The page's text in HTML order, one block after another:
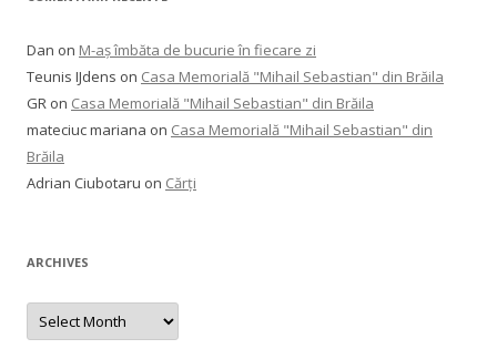
Dan on M-aș îmbăta de bucurie în fiecare zi
Teunis IJdens on Casa Memorială "Mihail Sebastian" din Brăila
GR on Casa Memorială "Mihail Sebastian" din Brăila
mateciuc mariana on Casa Memorială "Mihail Sebastian" din
Brăila
Adrian Ciubotaru on Cărți
ARCHIVES
Archives